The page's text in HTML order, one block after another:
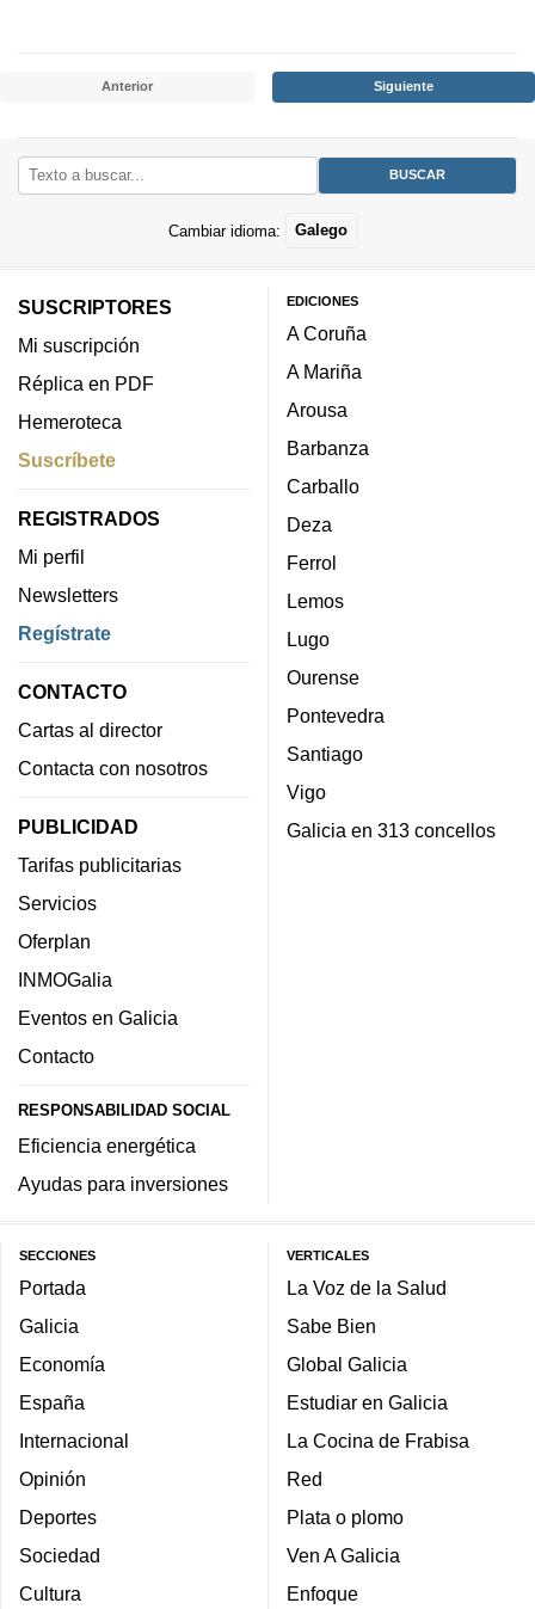
Anterior Siguiente
Cambiar idioma: Galego
SUSCRIPTORES
Mi suscripción
Réplica en PDF
Hemeroteca
Suscríbete
REGISTRADOS
Mi perfil
Newsletters
Regístrate
CONTACTO
Cartas al director
Contacta con nosotros
PUBLICIDAD
Tarifas publicitarias
Servicios
Oferplan
INMOGalia
Eventos en Galicia
Contacto
RESPONSABILIDAD SOCIAL
Eficiencia energética
Ayudas para inversiones
EDICIONES
A Coruña
A Mariña
Arousa
Barbanza
Carballo
Deza
Ferrol
Lemos
Lugo
Ourense
Pontevedra
Santiago
Vigo
Galicia en 313 concellos
SECCIONES
Portada
Galicia
Economía
España
Internacional
Opinión
Deportes
Sociedad
Cultura
VERTICALES
La Voz de la Salud
Sabe Bien
Global Galicia
Estudiar en Galicia
La Cocina de Frabisa
Red
Plata o plomo
Ven A Galicia
Enfoque